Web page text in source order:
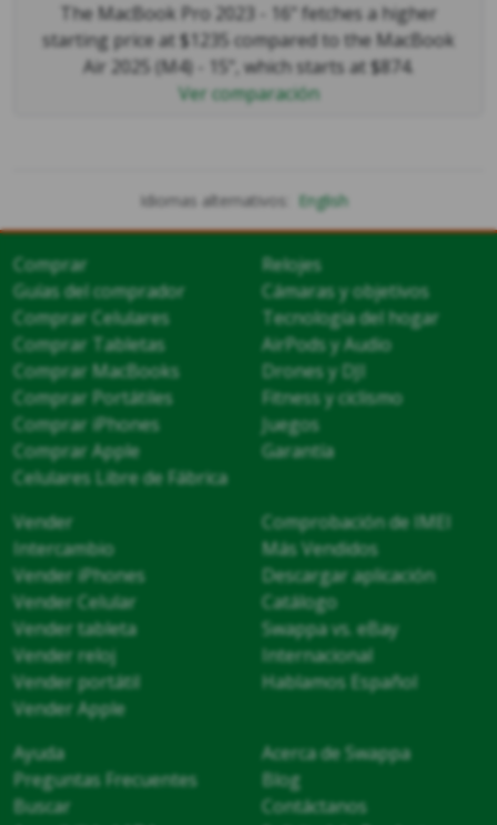
The MacBook Pro 2023 - 16" fetches a higher
starting price at $1235 compared to the MacBook
Air 2025 (M4) - 15", which starts at $874.
Ver comparación
Idiomas alternativos: English
Comprar
Guías del comprador
Comprar Celulares
Comprar Tabletas
Comprar MacBooks
Comprar Portátiles
Comprar iPhones
Comprar Apple
Celulares Libre de Fábrica
Relojes
Cámaras y objetivos
Tecnología del hogar
AirPods y Audio
Drones y DJI
Fitness y ciclismo
Juegos
Garantía
Vender
Intercambio
Vender iPhones
Vender Celular
Vender tableta
Vender reloj
Vender portátil
Vender Apple
Comprobación de IMEI
Más Vendidos
Descargar aplicación
Catálogo
Swappa vs. eBay
Internacional
Hablamos Español
Ayuda
Preguntas Frecuentes
Buscar
Acerca de Swappa
Blog
Contáctanos